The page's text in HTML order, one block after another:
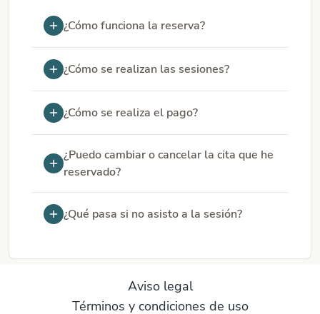
¿Cómo funciona la reserva?
¿Cómo se realizan las sesiones?
¿Cómo se realiza el pago?
¿Puedo cambiar o cancelar la cita que he
reservado?
¿Qué pasa si no asisto a la sesión?
Aviso legal
Términos y condiciones de uso